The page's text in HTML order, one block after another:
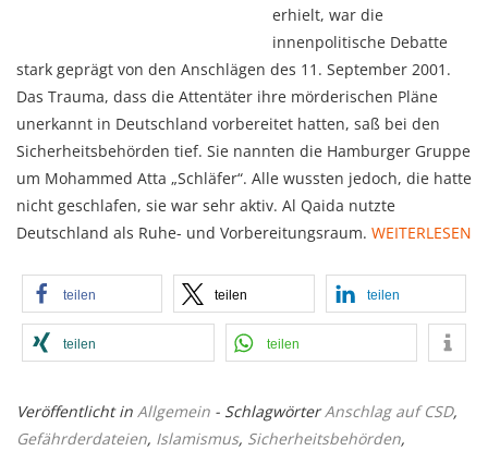
erhielt, war die
innenpolitische Debatte
stark geprägt von den Anschlägen des 11. September 2001.
Das Trauma, dass die Attentäter ihre mörderischen Pläne
unerkannt in Deutschland vorbereitet hatten, saß bei den
Sicherheitsbehörden tief. Sie nannten die Hamburger Gruppe
um Mohammed Atta „Schläfer“. Alle wussten jedoch, die hatte
nicht geschlafen, sie war sehr aktiv. Al Qaida nutzte
Deutschland als Ruhe- und Vorbereitungsraum. WEITERLESEN
teilen teilen teilen
teilen teilen
Veröffentlicht in Allgemein - SchlagwörterAnschlag auf CSD,
Gefährderdateien, Islamismus, Sicherheitsbehörden,